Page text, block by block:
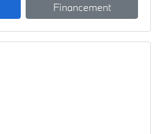
Financement